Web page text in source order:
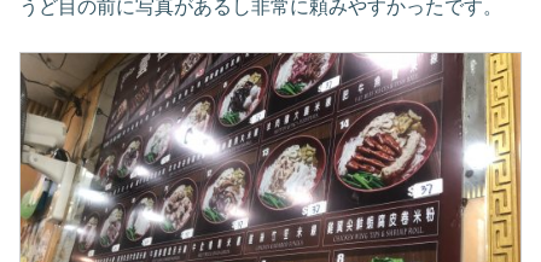
うど目の前に写真があるし非常に頼みやすかったです。